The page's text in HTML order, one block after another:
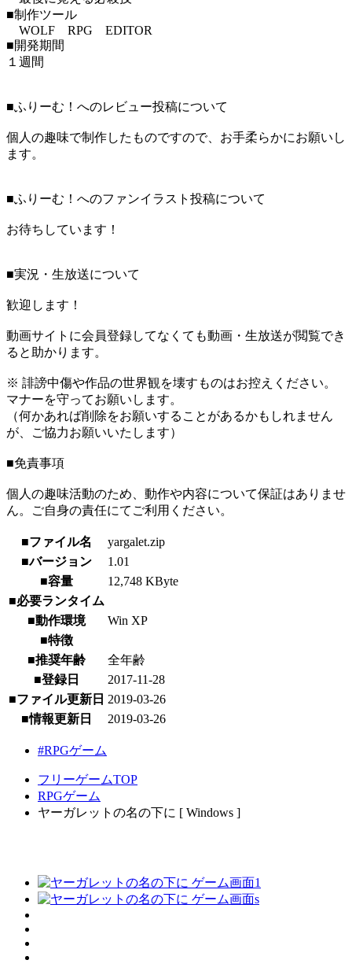
■制作ツール
WOLF RPG EDITOR
■開発期間
１週間
■ふりーむ！へのレビュー投稿について
個人の趣味で制作したものですので、お手柔らかにお願いし
ます。
■ふりーむ！へのファンイラスト投稿について
お待ちしています！
■実況・生放送について
歓迎します！
動画サイトに会員登録してなくても動画・生放送が閲覧でき
ると助かります。
※ 誹謗中傷や作品の世界観を壊すものはお控えください。
マナーを守ってお願いします。
（何かあれば削除をお願いすることがあるかもしれません
が、ご協力お願いいたします）
■免責事項
個人の趣味活動のため、動作や内容について保証はありませ
ん。ご自身の責任にてご利用ください。
■ファイル名
yargalet.zip
■バージョン
1.01
■容量
12,748 KByte
■必要ランタイム
■動作環境
Win XP
■特徴
■推奨年齢
全年齢
■登録日
2017-11-28
■ファイル更新日 2019-03-26
■情報更新日
2019-03-26
#RPGゲーム
フリーゲームTOP
RPGゲーム
ヤーガレットの名の下に [ Windows ]